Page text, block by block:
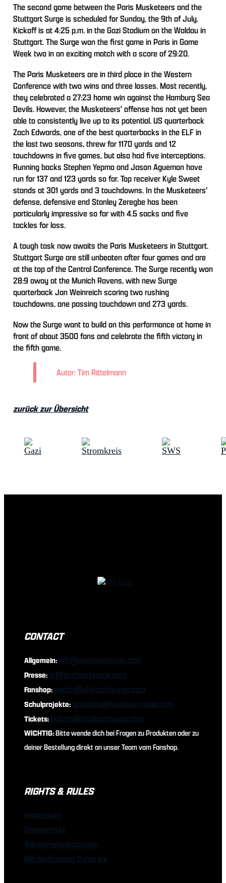
The second game between the Paris Musketeers and the
Stuttgart Surge is scheduled for Sunday, the 9th of July.
Kickoff is at 4:25 p.m. in the Gazi Stadium on the Waldau in
Stuttgart. The Surge won the first game in Paris in Game
Week two in an exciting match with a score of 29:20.
The Paris Musketeers are in third place in the Western
Conference with two wins and three losses. Most recently,
they celebrated a 27:23 home win against the Hamburg Sea
Devils. However, the Musketeers' offense has not yet been
able to consistently live up to its potential. US quarterback
Zach Edwards, one of the best quarterbacks in the ELF in
the last two seasons, threw for 1170 yards and 12
touchdowns in five games, but also had five interceptions.
Running backs Stephen Yepmo and Jason Aguemon have
run for 137 and 123 yards so far. Top receiver Kyle Sweet
stands at 301 yards and 3 touchdowns. In the Musketeers'
defense, defensive end Stanley Zeregbe has been
particularly impressive so far with 4.5 sacks and five
tackles for loss.
A tough task now awaits the Paris Musketeers in Stuttgart.
Stuttgart Surge are still unbeaten after four games and are
at the top of the Central Conference. The Surge recently won
28:9 away at the Munich Ravens, with new Surge
quarterback Jan Weinreich scoring two rushing
touchdowns, one passing touchdown and 273 yards.
Now the Surge want to build on this performance at home in
front of about 3500 fans and celebrate the fifth victory in
the fifth game.
Autor: Tim Rittelmann
zurück zur Übersicht
CONTACT
Allgemein:info@stuttgartsurge.com
Presse:pr@stuttgartsurge.com
Fanshop:merch@stuttgartsurge.com
Schulprojekte: academy@stuttgartsurge.com
Tickets: tickets@stuttgartsurge.com
WICHTIG:Bitte wende dich bei Fragen zu Produkten oder zu
deiner Bestellung direkt an unser Team vom Fanshop.
RIGHTS & RULES
Impressum
Datenschutz
Teilnahmebedingungen
Mitgliedsantrag Surge e.V.